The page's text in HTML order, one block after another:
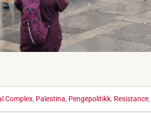
Complex, Palestina, Pengepolitikk, Resistance,